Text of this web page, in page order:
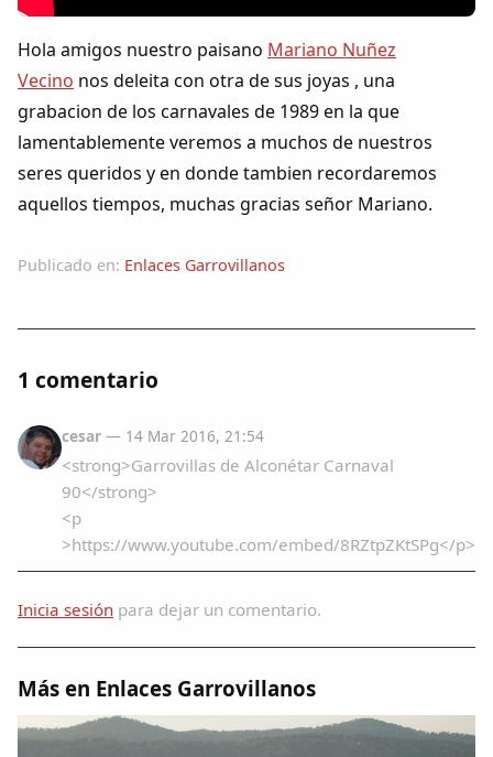
Colaboradores
AlkoTV
Biblioteca
Periódico Alconétar
Foros
Diccionario
Traductor
Dichos
Cancionero Local
Apodos
Peñas
Hola amigos nuestro paisano Mariano Nuñez
Vecino nos deleita con otra de sus joyas , una
grabacion de los carnavales de 1989 en la que
lamentablemente veremos a muchos de nuestros
seres queridos y en donde tambien recordaremos
aquellos tiempos, muchas gracias señor Mariano.
Publicado en: Enlaces Garrovillanos
1 comentario
cesar — 14 Mar 2016, 21:54
<strong>Garrovillas de Alconétar Carnaval
90</strong>
<p
>https://www.youtube.com/embed/8RZtpZKtSPg</p>
Inicia sesión para dejar un comentario.
Más en Enlaces Garrovillanos